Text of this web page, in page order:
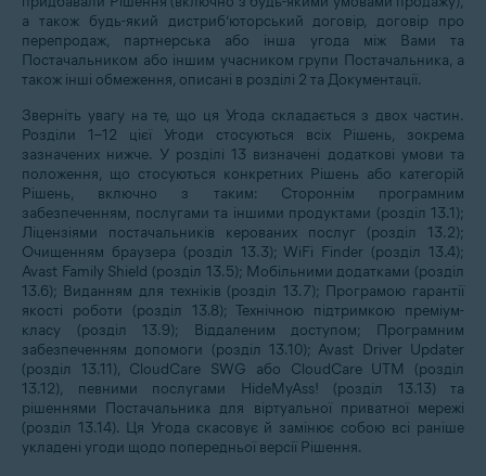
а також будь-який дистриб’юторський договір, договір про
перепродаж, партнерська або інша угода між Вами та
Постачальником або іншим учасником групи Постачальника, а
також інші обмеження, описані в розділі 2 та Документації.
Зверніть увагу на те, що ця Угода складається з двох частин.
Розділи 1–12 цієї Угоди стосуються всіх Рішень, зокрема
зазначених нижче. У розділі 13 визначені додаткові умови та
положення, що стосуються конкретних Рішень або категорій
Рішень, включно з таким: Стороннім програмним
забезпеченням, послугами та іншими продуктами (розділ 13.1);
Ліцензіями постачальників керованих послуг (розділ 13.2);
Очищенням браузера (розділ 13.3); WiFi Finder (розділ 13.4);
Avast Family Shield (розділ 13.5); Мобільними додатками (розділ
13.6); Виданням для техніків (розділ 13.7); Програмою гарантії
якості роботи (розділ 13.8); Технічною підтримкою преміум-
класу (розділ 13.9); Віддаленим доступом; Програмним
забезпеченням допомоги (розділ 13.10); Avast Driver Updater
(розділ 13.11), CloudCare SWG або CloudCare UTM (розділ
13.12), певними послугами HideMyAss! (розділ 13.13) та
рішеннями Постачальника для віртуальної приватної мережі
(розділ 13.14). Ця Угода скасовує й замінює собою всі раніше
укладені угоди щодо попередньої версії Рішення.